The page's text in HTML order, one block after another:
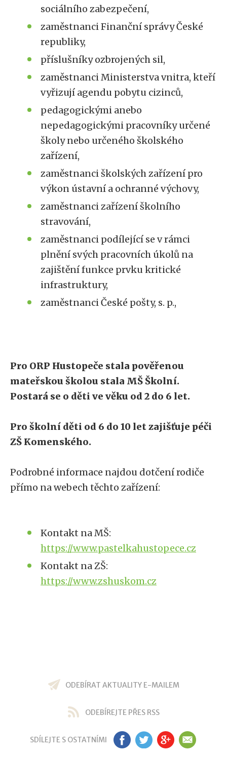
sociálního zabezpečení,
zaměstnanci Finanční správy České
republiky,
příslušníky ozbrojených sil,
zaměstnanci Ministerstva vnitra, kteří
vyřizují agendu pobytu cizinců,
pedagogickými anebo
nepedagogickými pracovníky určené
školy nebo určeného školského
zařízení,
zaměstnanci školských zařízení pro
výkon ústavní a ochranné výchovy,
zaměstnanci zařízení školního
stravování,
zaměstnanci podílející se v rámci
plnění svých pracovních úkolů na
zajištění funkce prvku kritické
infrastruktury,
zaměstnanci České pošty, s. p.,
Pro ORP Hustopeče stala pověřenou
mateřskou školou stala MŠ Školní.
Postará se o děti ve věku od 2 do 6 let.
Pro školní děti od 6 do 10 let zajišťuje péči
ZŠ Komenského.
Podrobné informace najdou dotčení rodiče
přímo na webech těchto zařízení:
Kontakt na MŠ:
https://www.pastelkahustopece.cz
Kontakt na ZŠ:
https://www.zshuskom.cz
ODEBÍRAT AKTUALITY E-MAILEM
ODEBÍREJTE PŘES RSS
SDÍLEJTE S OSTATNÍMI FB TW GP EM